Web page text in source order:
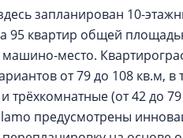
запланирован 10-
95 квартир общей
место.
от 79 до 108 кв.м,
трёхкомнатные (от 42 до
предусмотрены